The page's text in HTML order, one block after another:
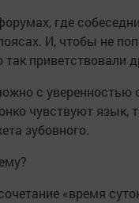
где
И, чтобы не
приветствовали
с уверенностью
чувствуют язык,
зубовного.
«время